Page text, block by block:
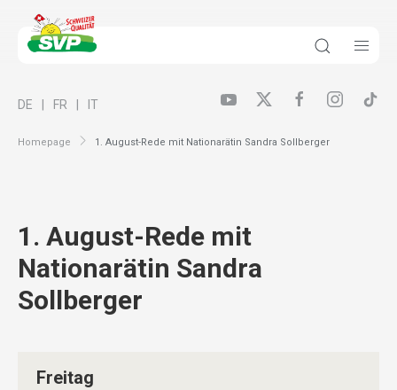
Homepage 1. August-Rede mit Nationarätin Sandra Sollberger
DE FR IT
1. August-Rede mit
Nationarätin Sandra
Sollberger
Freitag